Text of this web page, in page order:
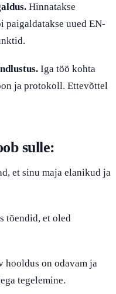
Hinnatakse
paigaldatakse uued EN-
Iga töö kohta
ja protokoll. Ettevõttel
sulle:
et sinu maja elanikud ja
tõendid, et oled
hooldus on odavam ja
tegelemine.